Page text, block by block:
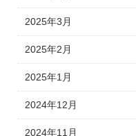
2025年3月
2025年2月
2025年1月
2024年12月
2024年11月